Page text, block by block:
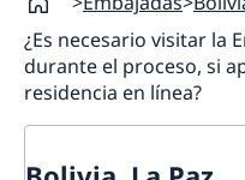
¿Es necesario visitar la
durante el proceso, si
residencia en línea?